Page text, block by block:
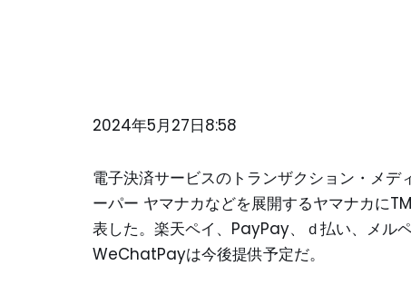
2024年5月27日8:58
電子決済サービスのトランザクション・メ
ーパー ヤマナカなどを展開するヤマナカに
表した。楽天ペイ、PayPay、ｄ払い、メル
WeChatPayは今後提供予定だ。